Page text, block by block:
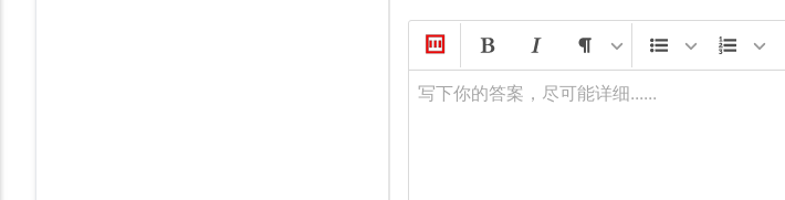
写下你的答案，尽可能详细......